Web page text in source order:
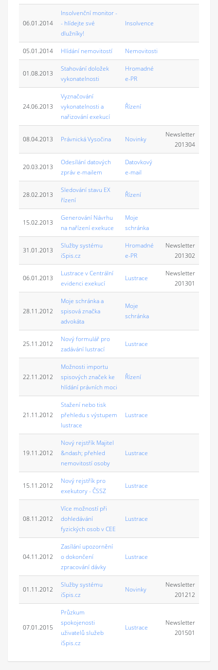
06.01.2014
Insolvenční monitor -
- hlídejte své
dlužníky!
Insolvence
05.01.2014 Hlídání nemovitostí Nemovitosti
01.08.2013
Stahování doložek
vykonatelnosti
Hromadné
e-PR
24.06.2013
Vyznačování
vykonatelnosti a
nařizování exekucí
Řízení
08.04.2013 Právnická Vysočina Novinky
Newsletter
201304
20.03.2013
Odesílání datových
zpráv e-mailem
Datovkový
e-mail
28.02.2013
Sledování stavu EX
řízení
Řízení
15.02.2013
Generování Návrhu
na nařízení exekuce
Moje
schránka
31.01.2013
Služby systému
iSpis.cz
Hromadné
e-PR
Newsletter
201302
06.01.2013
Lustrace v Centrální
evidenci exekucí
Lustrace
Newsletter
201301
28.11.2012
Moje schránka a
spisová značka
advokáta
Moje
schránka
25.11.2012
Nový formulář pro
zadávání lustrací
Lustrace
22.11.2012
Možnosti importu
spisových značek ke
hlídání právních moci
Řízení
21.11.2012
Stažení nebo tisk
přehledu s výstupem
lustrace
Lustrace
19.11.2012
Nový rejstřík Majitel
&ndash; přehled
nemovitostí osoby
Lustrace
15.11.2012
Nový rejstřík pro
exekutory - ČSSZ
Lustrace
08.11.2012
Více možností při
dohledávání
fyzických osob v CEE
Lustrace
04.11.2012
Zasílání upozornění
o dokončení
zpracování dávky
Lustrace
01.11.2012
Služby systému
iSpis.cz
Novinky
Newsletter
201212
07.01.2015
Průzkum
spokojenosti
uživatelů služeb
iSpis.cz
Lustrace
Newsletter
201501